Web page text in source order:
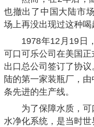
也撤出了中国大陆市
场上再没出现过这种喝
1978年12月19日
可口可乐公司在美国
出口总公司签订了协
陆的第一家装瓶厂，
条先进的生产线。
为了保障水质，
水净化系统，是当时